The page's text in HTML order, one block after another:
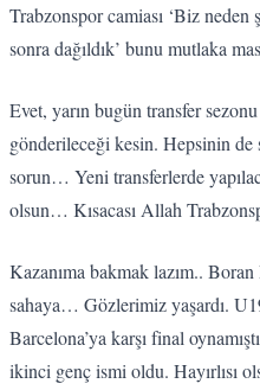
Trabzonspor camiası ‘Biz
sonra dağıldık’ bunu mutlaka
Evet, yarın bugün transfer
gönderileceği kesin. Hepsinin
sorun… Yeni transferlerde
olsun… Kısacası Allah
Kazanıma bakmak lazım..
sahaya… Gözlerimiz yaşardı.
Barcelona’ya karşı final
ikinci genç ismi oldu. Hayırlısı